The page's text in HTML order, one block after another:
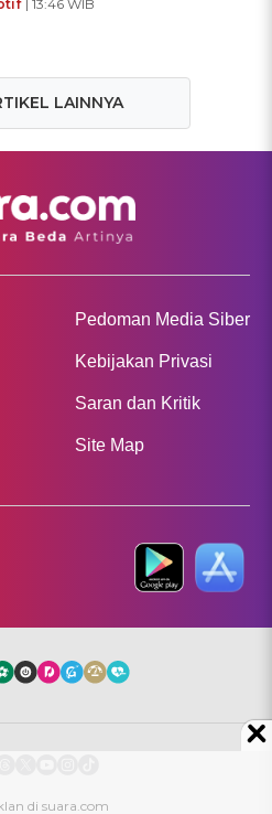
| 13:46 WIB
LAINNYA
Pedoman Media Siber
Kebijakan Privasi
Saran dan Kritik
Site Map